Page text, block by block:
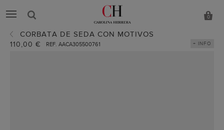
0
CORBATA DE SEDA CON MOTIVOS
110,00 € REF. AACA305500761 + INFO